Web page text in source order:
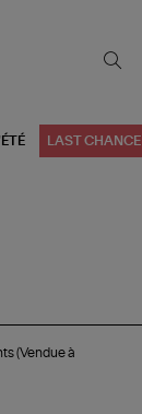
LAST CHANCE
(Vendue à